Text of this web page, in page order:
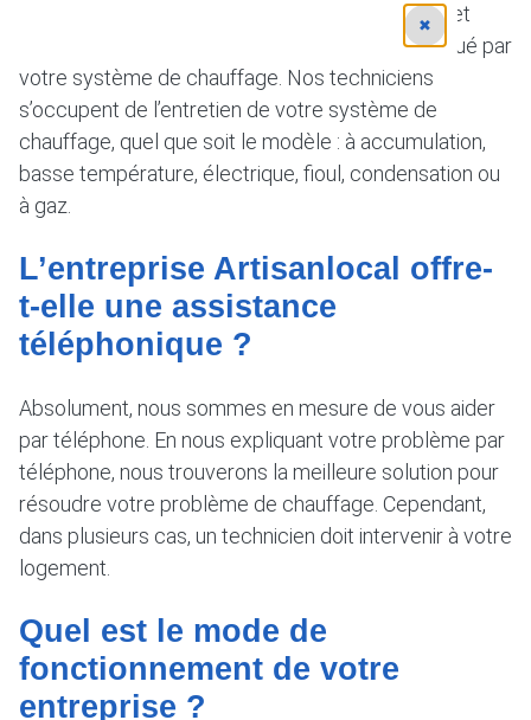
équipe vous aide à définir la température idéale et
vérifie la présence monoxyde de carbone fabriqué par
votre système de chauffage. Nos techniciens
s’occupent de l’entretien de votre système de
chauffage, quel que soit le modèle : à accumulation,
basse température, électrique, fioul, condensation ou
à gaz.
L’entreprise Artisanlocal offre-
t-elle une assistance
téléphonique ?
Absolument, nous sommes en mesure de vous aider
par téléphone. En nous expliquant votre problème par
téléphone, nous trouverons la meilleure solution pour
résoudre votre problème de chauffage. Cependant,
dans plusieurs cas, un technicien doit intervenir à votre
logement.
Quel est le mode de
fonctionnement de votre
entreprise ?
✖